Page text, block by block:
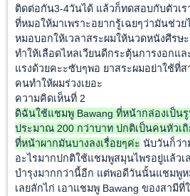
ติดต่อกัน3-4วันได้ แล้วก็ทดสอบกับตัวเร
ที่หมอให้มาเพราะอยากรู้เฉยๆว่ามันช่ว
หมอบอกให้เวลาสระผมให้นวดหนังศีรษ
ทำให้เลือดไหลเวียนดีกระตุ้นการงอกแ
แรงด้วยคะะซับๆพอ ยาสระผมอย่าใช้ที่ส
คนทำให้ผมร่วงเยอะ
ความคิดเห็นที่ 2
ดิฉันใช้แชมพู Bawang ที่หน้ากล่องเป็น
ประมาณ 200 กว่าบาท ปกติเป็นคนหัวเ
ที่หน้าผากมันบางลงเรื่อยๆค่ะ นับวันก็ว่า
อะไรมากปกติใช้แชมพูสมุนไพรอยู่แล้วเ
บำรุงมากกว่านี้อีก แต่พอดีวันนั้นแชมพู
เลยลักไก่ เอาแชมพู Bawang ของสามี